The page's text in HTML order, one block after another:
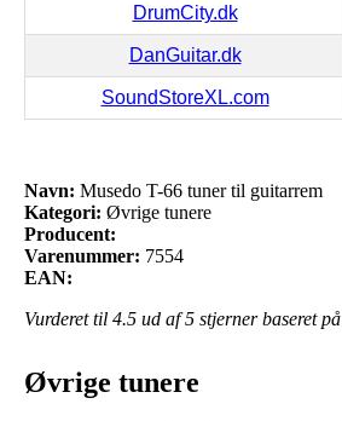
DrumCity.dk
DanGuitar.dk
SoundStoreXL.com
Navn: Musedo T-66 tuner til guitarrem
Kategori: Øvrige tunere
Producent:
Varenummer: 7554
EAN:
Vurderet til 4.5 ud af 5 stjerner baseret på
Øvrige tunere